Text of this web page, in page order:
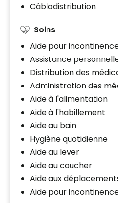
Câblodistribution
Soins
Aide pour
Assistance
Distribution des
Administration des
Aide à l'alimentation
Aide à l'habillement
Aide au bain
Hygiène quotidienne
Aide au lever
Aide au coucher
Aide aux
Aide pour